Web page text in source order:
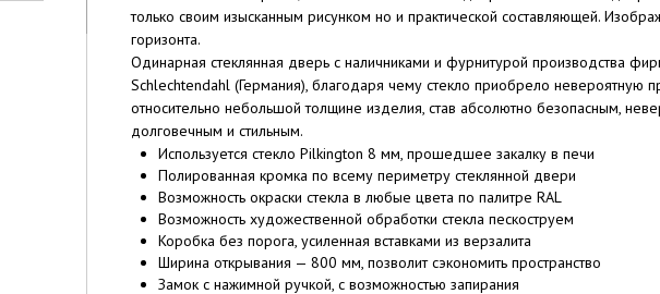
только своим изысканным рисунком но и практической составляющей.
горизонта.
Одинарная стеклянная дверь с наличниками и фурнитурой производства
Schlechtendahl (Германия), благодаря чему стекло приобрело невероятную
относительно небольшой толщине изделия, став абсолютно безопасным,
долговечным и стильным.
Используется стекло Pilkington 8 мм, прошедшее закалку в печи
Полированная кромка по всему периметру стеклянной двери
Возможность окраски стекла в любые цвета по палитре RAL
Возможность художественной обработки стекла пескоструем
Коробка без порога, усиленная вставками из верзалита
Ширина открывания — 800 мм, позволит сэкономить пространство
Замок с нажимной ручкой, с возможностью запирания